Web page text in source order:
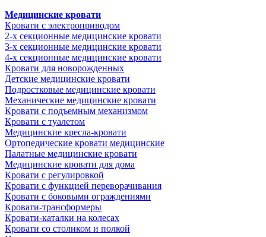
Медицинские кровати
Кровати с электроприводом
2-х секционные медицинские кровати
3-х секционные медицинские кровати
4-х секционные медицинские кровати
Кровати для новорожденных
Детские медицинские кровати
Подростковые медицинские кровати
Механические медицинские кровати
Кровати с подъемным механизмом
Кровати с туалетом
Медицинские крeсла-кровати
Ортопедические кровати медицинские
Палатные медицинские кровати
Медицинские кровати для дома
Кровати с регулировкой
Кровати с функцией переворачивания
Кровати с боковыми ограждениями
Кровати-трансформеры
Кровати-каталки на колесах
Кровати со столиком и полкой